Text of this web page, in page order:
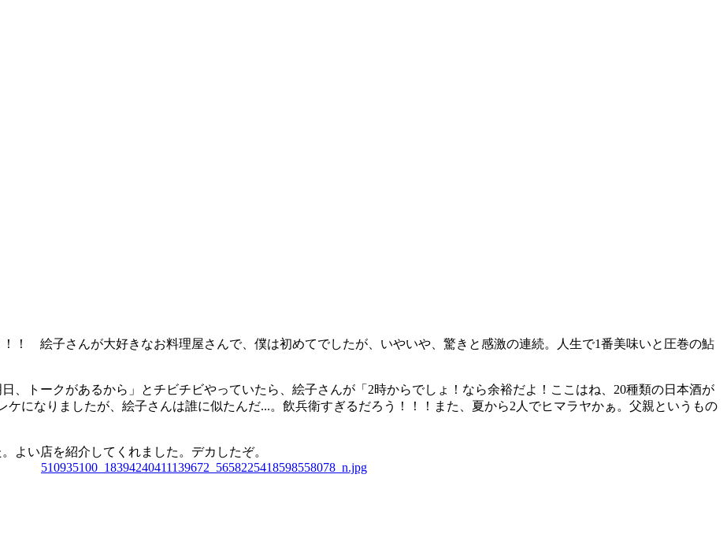
！ 絵子さんが大好きなお料理屋さんで、僕は初めてでしたが、いやいや、驚きと感激の連続。人生で1番美味いと圧巻の鮎
、トークがあるから」とチビチビやっていたら、絵子さんが「2時からでしょ！なら余裕だよ！ここはね、20種類の日本酒が
になりましたが、絵子さんは誰に似たんだ...。飲兵衛すぎるだろう！！！また、夏から2人でヒマラヤかぁ。父親というもの
よい店を紹介してくれました。デカしたぞ。